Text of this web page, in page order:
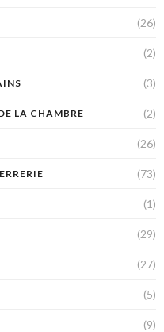
(26)
(2)
(3)
LA CHAMBRE (2)
(26)
(73)
(1)
(29)
(27)
(5)
(9)